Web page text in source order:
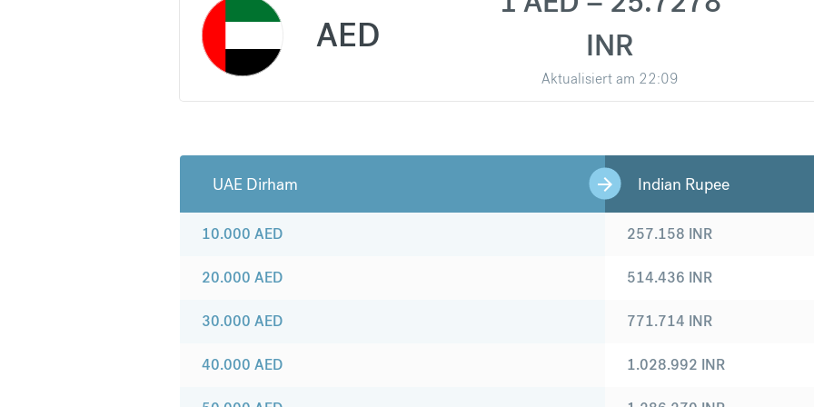
AED
INR
Aktualisiert am 22:09
UAE Dirham Indian Rupee
10.000 AED
20.000 AED
30.000 AED
40.000 AED
257.158 INR
514.436 INR
771.714 INR
1.028.992 INR